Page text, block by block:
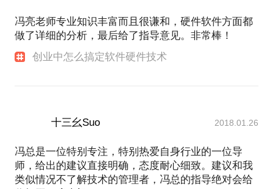
冯亮老师专业知识丰富而且很谦和，硬件软件方面都
做了详细的分析，最后给了指导意见。非常棒！
创业中怎么搞定软件硬件技术
十三幺Suo 2018.01.26
冯总是一位特别专注，特别热爱自身行业的一位导
师，给出的建议直接明确，态度耐心细致。建议和我
类似情况不了解技术的管理者，冯总的指导绝对会给